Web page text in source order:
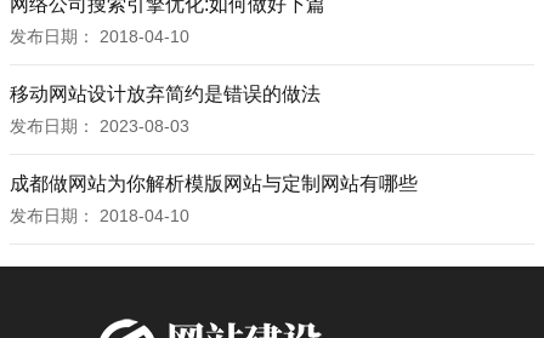
网络公司搜索引擎优化:如何做好下篇
发布日期： 2018-04-10
移动网站设计放弃简约是错误的做法
发布日期： 2023-08-03
成都做网站为你解析模版网站与定制网站有哪些
发布日期： 2018-04-10